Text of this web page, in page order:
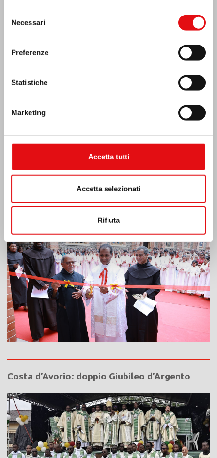
delNecessari
Preferenze
Statistiche
Marketing
Accetta tutti
Accetta selezionati
Rifiuta
MESSICO: ASSEMBLEA PLENARIA OCD
India: Benedizione e inaugurazione del
“Lumen Carmeli”
Costa d’Avorio: doppio Giubileo d’Argento